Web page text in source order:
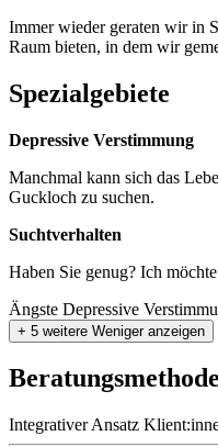
Immer wieder geraten wir in
Raum bieten, in dem wir
Spezialgebiete
Depressive Verstimmung
Manchmal kann sich das
Guckloch zu suchen.
Suchtverhalten
Haben Sie genug? Ich
Ängste Depressive
+ 5 weitere Weniger anzeigen
Integrativer Ansatz